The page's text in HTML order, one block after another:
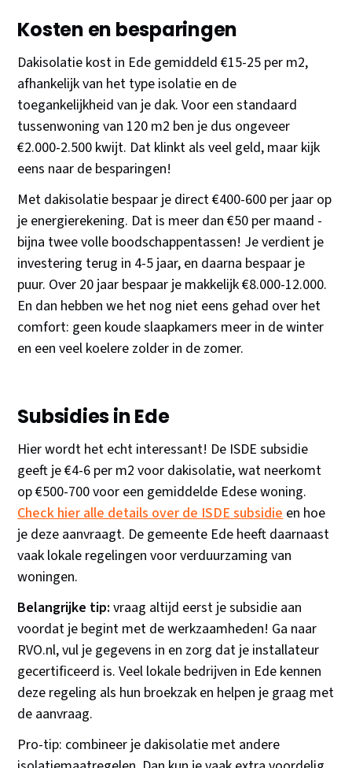
Kosten en besparingen
Dakisolatie kost in Ede gemiddeld €15-25 per m2,
afhankelijk van het type isolatie en de
toegankelijkheid van je dak. Voor een standaard
tussenwoning van 120 m2 ben je dus ongeveer
€2.000-2.500 kwijt. Dat klinkt als veel geld, maar kijk
eens naar de besparingen!
Met dakisolatie bespaar je direct €400-600 per jaar op
je energierekening. Dat is meer dan €50 per maand -
bijna twee volle boodschappentassen! Je verdient je
investering terug in 4-5 jaar, en daarna bespaar je
puur. Over 20 jaar bespaar je makkelijk €8.000-12.000.
En dan hebben we het nog niet eens gehad over het
comfort: geen koude slaapkamers meer in de winter
en een veel koelere zolder in de zomer.
Subsidies in Ede
Hier wordt het echt interessant! De ISDE subsidie
geeft je €4-6 per m2 voor dakisolatie, wat neerkomt
op €500-700 voor een gemiddelde Edese woning.
Check hier alle details over de ISDE subsidieen hoe
je deze aanvraagt. De gemeente Ede heeft daarnaast
vaak lokale regelingen voor verduurzaming van
woningen.
Belangrijke tip: vraag altijd eerst je subsidie aan
voordat je begint met de werkzaamheden! Ga naar
RVO.nl, vul je gegevens in en zorg dat je installateur
gecertificeerd is. Veel lokale bedrijven in Ede kennen
deze regeling als hun broekzak en helpen je graag met
de aanvraag.
Pro-tip: combineer je dakisolatie met andere